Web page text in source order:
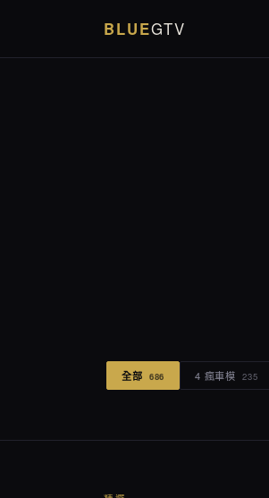
BLUEGTV
全部 686 4 瘋車模 235